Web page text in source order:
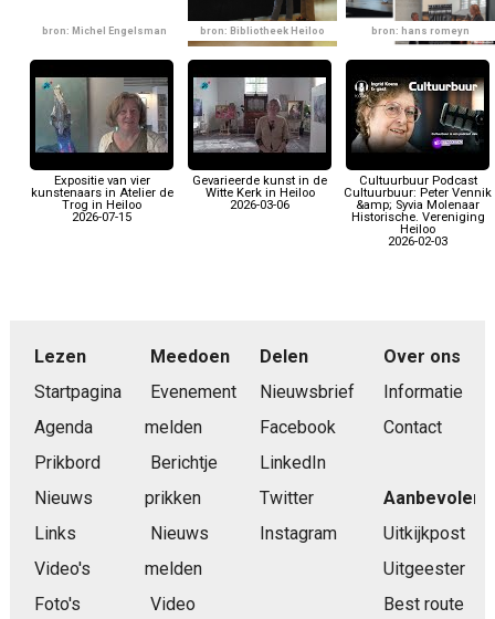
bron: Michel Engelsman bron: Bibliotheek Heiloo bron: hans romeyn
Expositie van vier
kunstenaars in Atelier de
Trog in Heiloo
2026-07-15
Gevarieerde kunst in de
Witte Kerk in Heiloo
2026-03-06
Cultuurbuur Podcast
Cultuurbuur: Peter Vennik
&amp; Syvia Molenaar
Historische. Vereniging
Heiloo
2026-02-03
Lezen
Startpagina
Agenda
Prikbord
Nieuws
Links
Video's
Foto's
Meedoen
Evenement
melden
Berichtje
prikken
Nieuws
melden
Video
Delen
Nieuwsbrief
Facebook
LinkedIn
Twitter
Instagram
Over ons
Informatie
Contact
Aanbevolen
Uitkijkpost
Uitgeester
Best route